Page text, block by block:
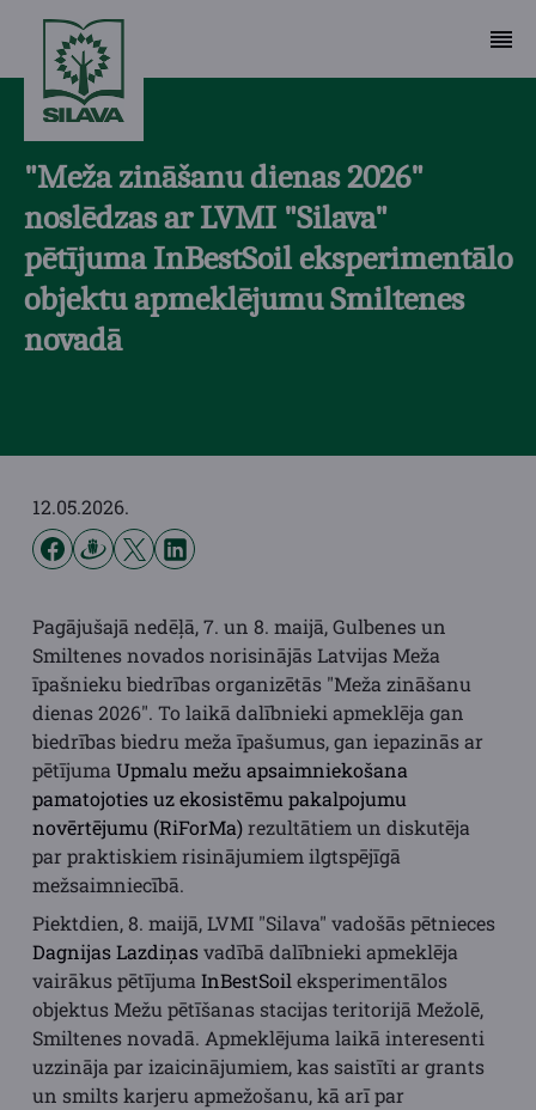
"Meža zināšanu dienas 2026"
noslēdzas ar LVMI "Silava"
pētījuma InBestSoil eksperimentālo
objektu apmeklējumu Smiltenes
novadā
12.05.2026.
Pagājušajā nedēļā, 7. un 8. maijā, Gulbenes un
Smiltenes novados norisinājās Latvijas Meža
īpašnieku biedrības organizētās "Meža zināšanu
dienas 2026". To laikā dalībnieki apmeklēja gan
biedrības biedru meža īpašumus, gan iepazinās ar
pētījuma Upmalu mežu apsaimniekošana
pamatojoties uz ekosistēmu pakalpojumu
novērtējumu (RiForMa)rezultātiem un diskutēja
par praktiskiem risinājumiem ilgtspējīgā
mežsaimniecībā.
Piektdien, 8. maijā, LVMI "Silava" vadošās pētnieces
Dagnijas Lazdiņasvadībā dalībnieki apmeklēja
vairākus pētījuma InBestSoil eksperimentālos
objektus Mežu pētīšanas stacijas teritorijā Mežolē,
Smiltenes novadā. Apmeklējuma laikā interesenti
uzzināja par izaicinājumiem, kas saistīti ar grants
un smilts karjeru apmežošanu, kā arī par